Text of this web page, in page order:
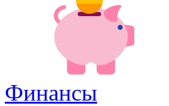
Финансы